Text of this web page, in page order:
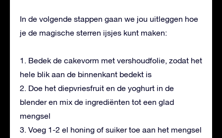
In de volgende stappen gaan we jou uitleggen hoe
je de magische sterren ijsjes kunt maken:
1. Bedek de cakevorm met vershoudfolie, zodat het
hele blik aan de binnenkant bedekt is
2. Doe het diepvriesfruit en de yoghurt in de
blender en mix de ingrediënten tot een glad
mengsel
3. Voeg 1-2 el honing of suiker toe aan het mengsel